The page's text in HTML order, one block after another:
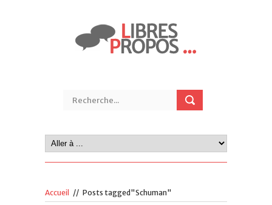
Accueil // Posts tagged"Schuman"